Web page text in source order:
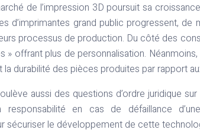
de l’impression 3D poursuit sa
d’imprimantes grand public progressent, de
processus de production. Du côté des
» offrant plus de personnalisation.
la durabilité des pièces produites par rapport
aussi des questions d’ordre juridique
responsabilité en cas de défaillance
sécuriser le développement de cette